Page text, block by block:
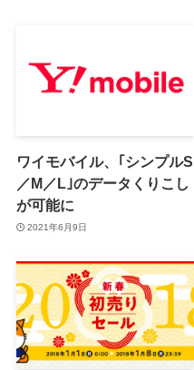
ワイモバイル、｢シンプルS
／M／L｣のデータくりこし
が可能に
2021年6月9日